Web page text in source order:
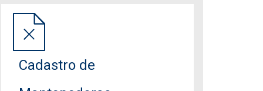
Cadastro de